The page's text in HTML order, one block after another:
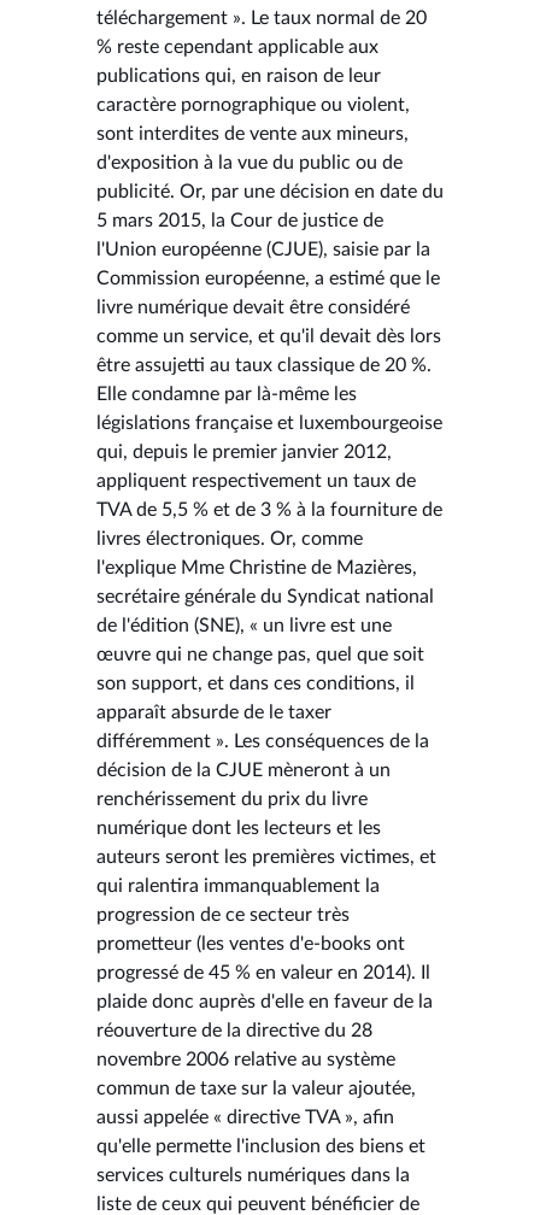
téléchargement ». Le taux normal de 20
% reste cependant applicable aux
publications qui, en raison de leur
caractère pornographique ou violent,
sont interdites de vente aux mineurs,
d'exposition à la vue du public ou de
publicité. Or, par une décision en date du
5 mars 2015, la Cour de justice de
l'Union européenne (CJUE), saisie par la
Commission européenne, a estimé que le
livre numérique devait être considéré
comme un service, et qu'il devait dès lors
être assujetti au taux classique de 20 %.
Elle condamne par là-même les
législations française et luxembourgeoise
qui, depuis le premier janvier 2012,
appliquent respectivement un taux de
TVA de 5,5 % et de 3 % à la fourniture de
livres électroniques. Or, comme
l'explique Mme Christine de Mazières,
secrétaire générale du Syndicat national
de l'édition (SNE), « un livre est une
œuvre qui ne change pas, quel que soit
son support, et dans ces conditions, il
apparaît absurde de le taxer
différemment ». Les conséquences de la
décision de la CJUE mèneront à un
renchérissement du prix du livre
numérique dont les lecteurs et les
auteurs seront les premières victimes, et
qui ralentira immanquablement la
progression de ce secteur très
prometteur (les ventes d'e-books ont
progressé de 45 % en valeur en 2014). Il
plaide donc auprès d'elle en faveur de la
réouverture de la directive du 28
novembre 2006 relative au système
commun de taxe sur la valeur ajoutée,
aussi appelée « directive TVA », afin
qu'elle permette l'inclusion des biens et
services culturels numériques dans la
liste de ceux qui peuvent bénéficier de